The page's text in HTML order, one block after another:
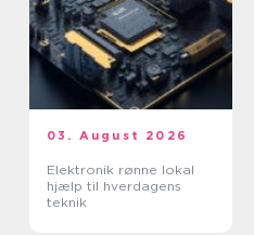
03. August 2026
Elektronik rønne lokal
hjælp til hverdagens
teknik